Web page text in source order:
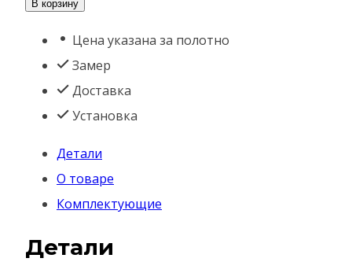
Дуб
Коньяк
В корзину
Цена указана за полотно
Замер
Доставка
Установка
Детали
О товаре
Комплектующие
Детали